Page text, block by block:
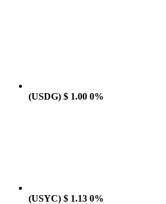
(USDG) $ 1.00 0%
(USYC) $ 1.13 0%